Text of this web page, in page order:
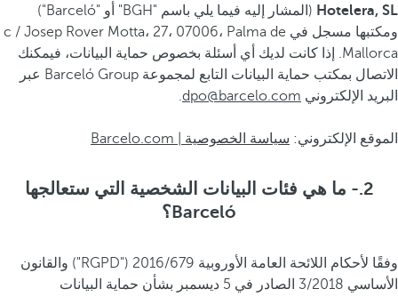
Hotelera, SL
(المشار إليه فيما يلي باسم "BGH" أو "Barceló")
ومكتبها مسجل في c / Josep Rover Motta، 27، 07006، Palma de
Mallorca. إذا كانت لديك أي أسئلة بخصوص حماية البيانات، فيمكنك
الاتصال بمكتب حماية البيانات التابع لمجموعة Barceló Group عبر
البريد الإلكتروني dpo@barcelo.com
.
الموقع الإلكتروني: سياسة الخصوصية | Barcelo.com
2.- ما هي فئات البيانات الشخصية التي ستعالجها
Barceló؟
وفقًا لأحكام اللائحة العامة الأوروبية 2016/679 ("RGPD") والقانون
الأساسي 3/2018 الصادر في 5 ديسمبر بشأن حماية البيانات